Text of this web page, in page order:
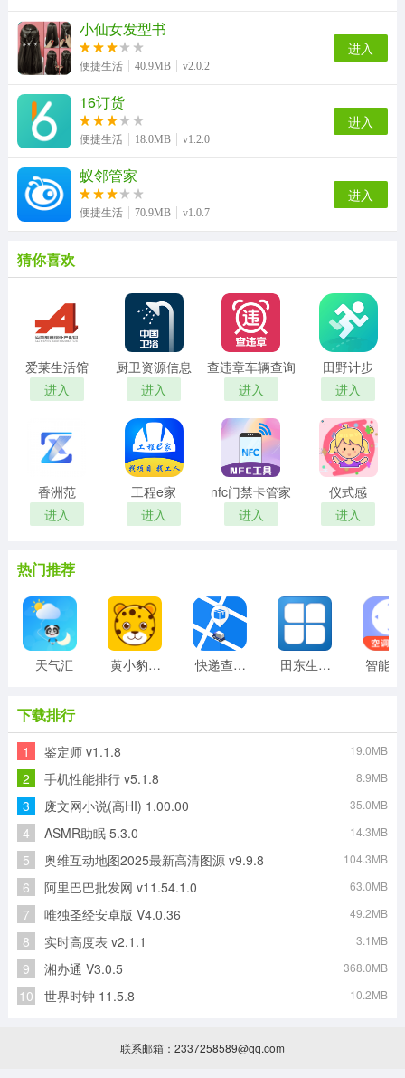
小仙女发型书
便捷生活 40.9MB v2.0.2
进入
16订货
便捷生活 18.0MB v1.2.0
进入
蚁邻管家
便捷生活 70.9MB v1.0.7
进入
猜你喜欢
爱莱生活馆
进入
厨卫资源信息
进入
查违章车辆查询
进入
田野计步
进入
香洲范
进入
工程e家
进入
nfc门禁卡管家
进入
仪式感
进入
热门推荐
天气汇 黄小豹招聘 快递查询单号查询 田东生活网
下载排行
1 鉴定师 v1.1.8 19.0MB
2 手机性能排行 v5.1.8 8.9MB
3 废文网小说(高HI) 1.00.00 35.0MB
4 ASMR助眠 5.3.0 14.3MB
5 奥维互动地图2025最新高清图源 v9.9.8 104.3MB
6 阿里巴巴批发网 v11.54.1.0 63.0MB
7 唯独圣经安卓版 V4.0.36 49.2MB
8 实时高度表 v2.1.1 3.1MB
9 湘办通 V3.0.5 368.0MB
10 世界时钟 11.5.8 10.2MB
联系邮箱：2337258589@qq.com